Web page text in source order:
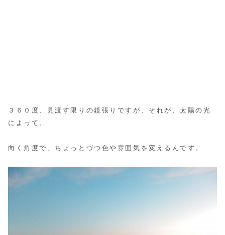
３６０度、見渡す限りの鏡張りですが、それが、太陽の光
によって、
向く角度で、ちょっとづつ色や雰囲気を変えるんです。